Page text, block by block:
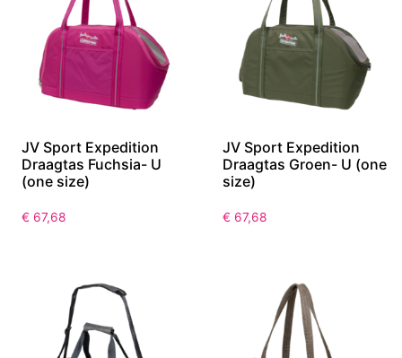
JV Sport Expedition
Draagtas Fuchsia- U
(one size)
€ 67,68
JV Sport Expedition
Draagtas Groen- U (one
size)
€ 67,68